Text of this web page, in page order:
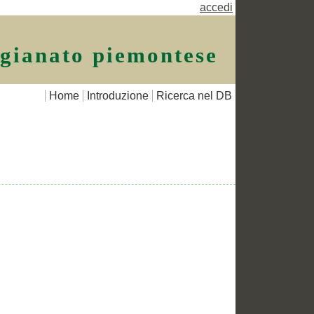
accedi
piemontese
Home Introduzione Ricerca nel DB